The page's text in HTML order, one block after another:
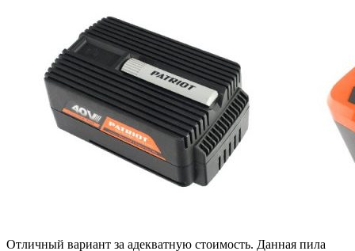
Отличный вариант за адекватную стоимость. Данная пила